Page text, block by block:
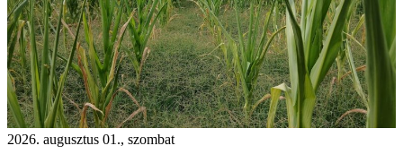
2026. augusztus 01., szombat